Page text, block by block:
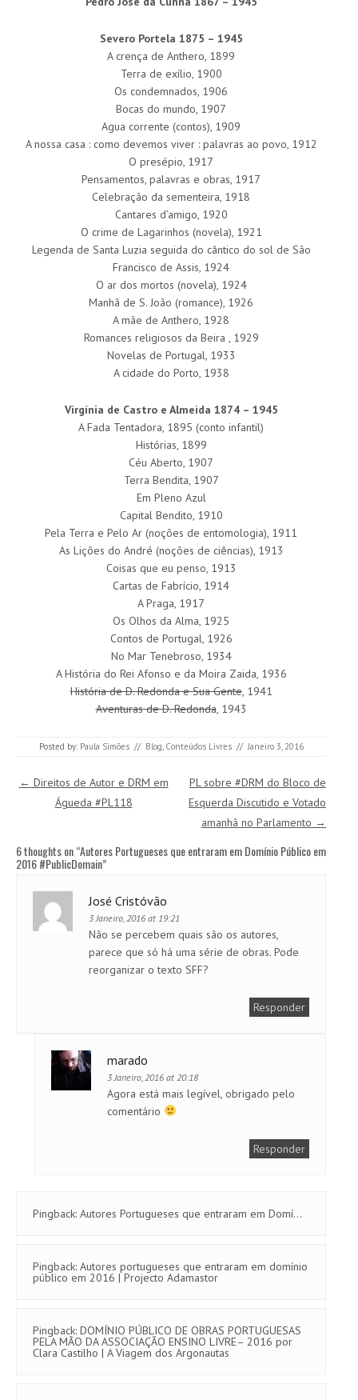
Severo Portela 1875 – 1945
A crença de Anthero, 1899
Terra de exílio, 1900
Os condemnados, 1906
Bocas do mundo, 1907
Agua corrente (contos), 1909
A nossa casa : como devemos viver : palavras ao povo, 1912
O presépio, 1917
Pensamentos, palavras e obras, 1917
Celebração da sementeira, 1918
Cantares d’amigo, 1920
O crime de Lagarinhos (novela), 1921
Legenda de Santa Luzia seguida do cântico do sol de São
Francisco de Assis, 1924
O ar dos mortos (novela), 1924
Manhã de S. João (romance), 1926
A mãe de Anthero, 1928
Romances religiosos da Beira , 1929
Novelas de Portugal, 1933
A cidade do Porto, 1938
Virgínia de Castro e Almeida 1874 – 1945
A Fada Tentadora, 1895 (conto infantil)
Histórias, 1899
Céu Aberto, 1907
Terra Bendita, 1907
Em Pleno Azul
Capital Bendito, 1910
Pela Terra e Pelo Ar (noções de entomologia), 1911
As Lições do André (noções de ciências), 1913
Coisas que eu penso, 1913
Cartas de Fabrício, 1914
A Praga, 1917
Os Olhos da Alma, 1925
Contos de Portugal, 1926
No Mar Tenebroso, 1934
A História do Rei Afonso e da Moira Zaida, 1936
História de D. Redonda e Sua Gente, 1941
Aventuras de D. Redonda, 1943
Posted by: Paula Simões // Blog Conteúdos Livres // Janeiro 3, 2016
Post navigation
← Direitos de Autor e DRM em
Águeda #PL118
PL sobre #DRM do Bloco de
Esquerda Discutido e Votado
amanhã no Parlamento →
6 thoughts on “Autores Portugueses que entraram em Domínio Público em
2016 #PublicDomain”
José Cristóvão
3 Janeiro, 2016 at 19:21
Não se percebem quais são os autores,
parece que só há uma série de obras. Pode
reorganizar o texto SFF?
Responder
marado
3 Janeiro, 2016 at 20:18
Agora está mais legível, obrigado pelo
comentário
Responder
Pingback: Autores Portugueses que entraram em Domí...
Pingback: Autores portugueses que entraram em domínio
público em 2016 | Projecto Adamastor
Pingback: DOMÍNIO PÚBLICO DE OBRAS PORTUGUESAS
PELA MÃO DA ASSOCIAÇÃO ENSINO LIVRE– 2016 por
Clara Castilho | A Viagem dos Argonautas